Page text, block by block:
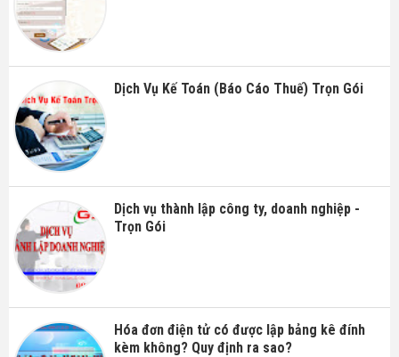
Dịch Vụ Kế Toán (Báo Cáo Thuế) Trọn Gói
Dịch vụ thành lập công ty, doanh nghiệp -
Trọn Gói
Hóa đơn điện tử có được lập bảng kê đính
kèm không? Quy định ra sao?